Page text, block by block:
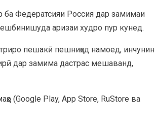
Федератсияи Россия дар замимаи
аризаи худро пур кунед.
пешакӣ пешниҳод намоед, инчунин
дар замима дастрас мешаванд,
(Google Play, App Store, RuStore ва